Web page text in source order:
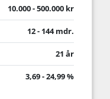
10.000 - 500.000 kr
12 - 144 mdr.
21 år
3,69 - 24,99 %